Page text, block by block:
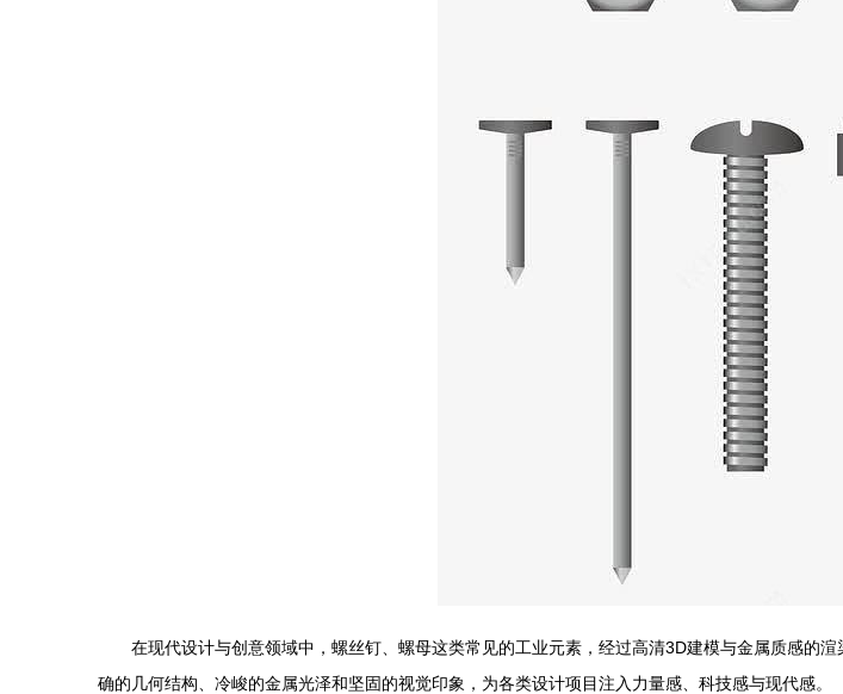
在现代设计与创意领域中，螺丝钉、螺母这类常见的工业元素，经过高清3D建模与金属质感的
确的几何结构、冷峻的金属光泽和坚固的视觉印象，为各类设计项目注入力量感、科技感与现代感。